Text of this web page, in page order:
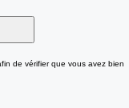
de vérifier que vous avez bien